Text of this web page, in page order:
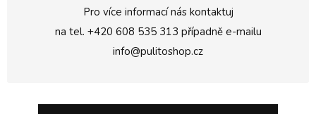
Pro více informací nás kontaktuj
na tel. +420 608 535 313 případně e-mailu
info@pulitoshop.cz